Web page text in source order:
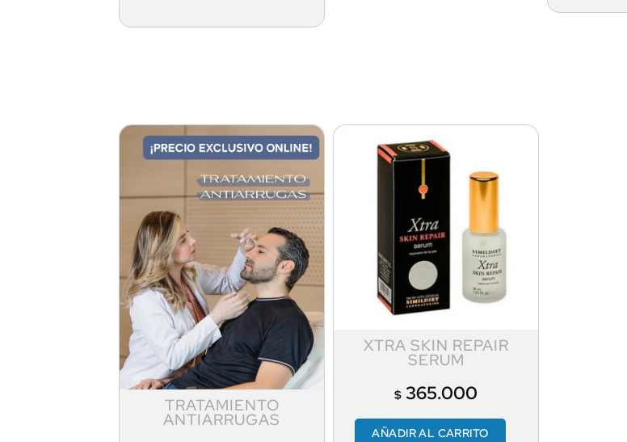
TRATAMIENTO
ANTIARRUGAS
XTRA SKIN REPAIR
SERUM
$ 365.000
AÑADIR AL CARRITO